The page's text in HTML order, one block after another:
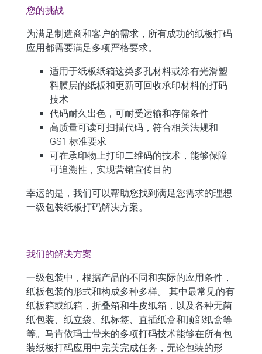
您的挑战
为满足制造商和客户的需求，所有成功的纸板打码
应用都需要满足多项严格要求。
适用于纸板纸箱这类多孔材料或涂有光滑塑
料膜层的纸板和更新可回收承印材料的打码
技术
代码耐久出色， 可耐受运输和存储条件
高质量可读可扫描代码， 符合相关法规和
GS1 标准要求
可在承印物上打印二维码的技术，能够保障
可追溯性，实现营销宣传目的
幸运的是，我们可以帮助您找到满足您需求的理想
一级包装纸板打码解决方案。
我们的解决方案
一级包装中，根据产品的不同和实际的应用条件，
纸板包装的形式和构成多种多样。
其中最常见的有
纸板箱或纸箱，折叠箱和牛皮纸箱，以及各种无菌
纸包装、纸立袋、纸标签、直插纸盒和顶部纸盒等
等。 马肯依玛士带来的多项打码技术能够在所有包
装纸板打码应用中完美完成任务，无论包装的形